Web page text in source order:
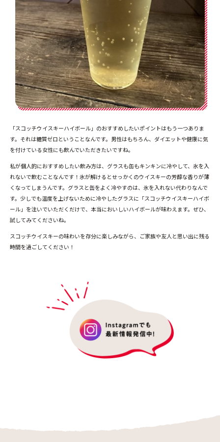
「スコッチウイスキーハイボール」のおすすめしたいポイントはもう一つありま
す。それは糖質ゼロということなんです。男性はもちろん、ダイエットや健康に気
を付けている女性にも飲んでいただきたいですね。
私が個人的におすすめしたい飲み方は、グラスも缶もキンキンに冷やして、氷を入
れないで飲むことなんです！氷が解けるとせっかくのウイスキーの芳醇な香りが薄
くなってしまうんです。グラスと缶をよく冷やすのは、氷を入れない代わりなんで
す。少しでも温度を上げないために冷やしたグラスに「スコッチウイスキーハイボ
ール」を注いでいただくだけで、本当においしいハイボールが味わえます。ぜひ、
試してみてくださいね。
スコッチウイスキーの味わいを存分に楽しみながら、ご家族や友人と思い出に残る
時間を過ごしてください！